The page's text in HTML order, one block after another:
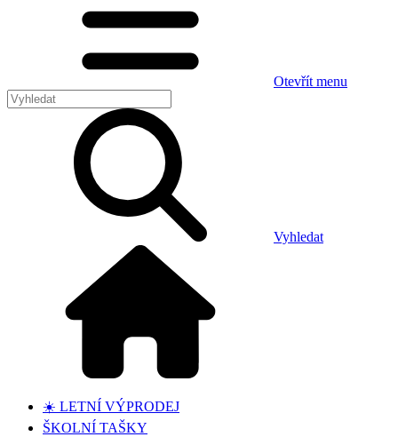
Otevřít menu
Vyhledat
☀️ LETNÍ VÝPRODEJ
ŠKOLNÍ TAŠKY